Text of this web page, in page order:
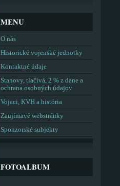
MENU
O nás
Historické vojenské jednotky
Kontaktné údaje
Stanovy, tlačivá, 2 % z dane a
ochrana osobných údajov
Vojaci, KVH a história
Zaujímavé webstránky
Sponzorské subjekty
FOTOALBUM